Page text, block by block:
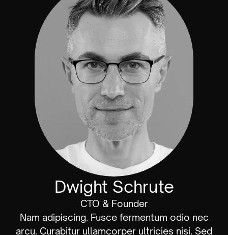
Dwight Schrute
CTO & Founder
Nam adipiscing. Fusce fermentum odio nec
arcu. Curabitur ullamcorper ultricies nisi. Sed